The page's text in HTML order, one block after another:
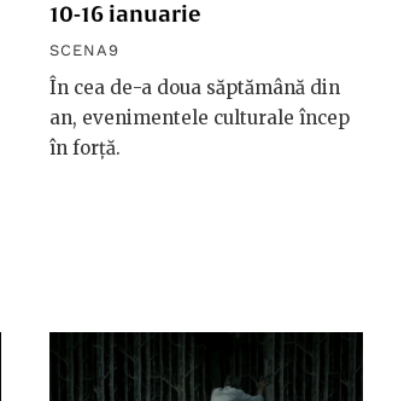
10-16 ianuarie
SCENA9
În cea de-a doua săptămână din
an, evenimentele culturale încep
în forță.